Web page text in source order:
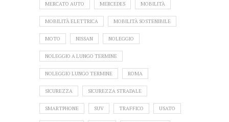
MERCATO AUTO MERCEDES MOBILITÀ
MOBILITÀ ELETTRICA MOBILITÀ SOSTENIBILE
MOTO NISSAN NOLEGGIO
NOLEGGIO A LUNGO TERMINE
NOLEGGIO LUNGO TERMINE ROMA
SICUREZZA SICUREZZA STRADALE
SMARTPHONE SUV TRAFFICO USATO